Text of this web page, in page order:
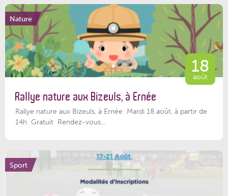
Nature
18
août
Rallye nature aux Bizeuls, à Ernée
Rallye nature aux Bizeuls, à Ernée Mardi 18 août, à partir de
14h Gratuit Rendez-vous...
Sport